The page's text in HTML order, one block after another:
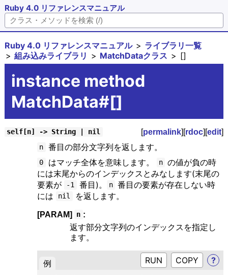
Ruby 4.0 リファレンスマニュアル
Ruby 4.0 リファレンスマニュアル
ライブラリ一覧
組み込みライブラリ
MatchDataクラス []
instance method
MatchData#[]
self[n] -> String | nil [permalink][rdoc][edit]
n 番目の部分文字列を返します。
0 はマッチ全体を意味します。 n の値が負の時
には末尾からのインデックスとみなします(末尾の
要素が
-1 番目)。 n 番目の要素が存在しない時
には
nil を返します。
[PARAM] n :
返す部分文字列のインデックスを指定し
ます。
例 RUN ?